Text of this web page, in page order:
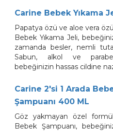
Carine Bebek Yıkama
Papatya özü ve aloe vera
Bebek Yıkama Jeli,
zamanda besler, nemli
Sabun, alkol ve
bebeğinizin hassas cildine
Carine 2'si 1 Arada
Şampuanı 400 ML
Göz yakmayan özel
Bebek Şampuanı,